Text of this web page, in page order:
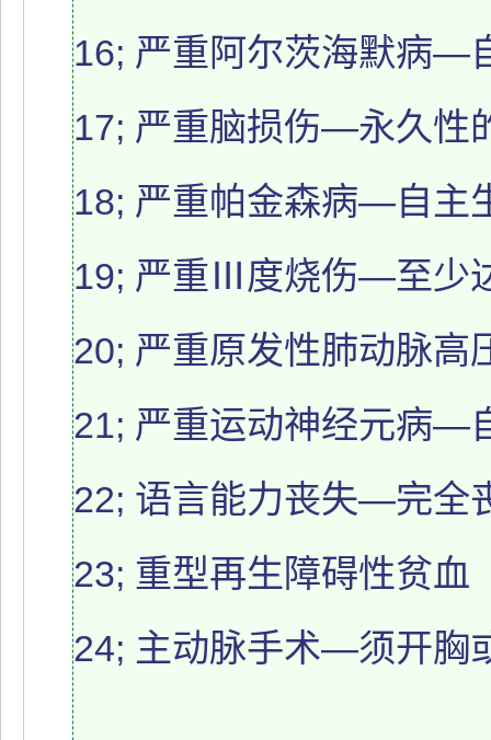
16; 严重阿尔茨海默病—
17; 严重脑损伤—永久性
18; 严重帕金森病—自主
19; 严重Ⅲ度烧伤—至少
20; 严重原发性肺动脉
21; 严重运动神经元病—
22; 语言能力丧失—完全
23; 重型再生障碍性贫血
24; 主动脉手术—须开胸